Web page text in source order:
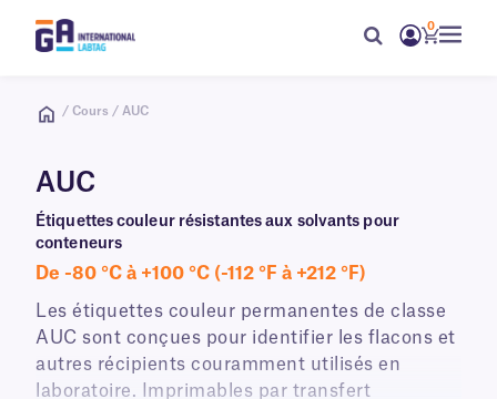
0
/ Cours / AUC
AUC
Étiquettes couleur résistantes aux solvants pour
conteneurs
De -80 °C à +100 °C (-112 °F à +212 °F)
Les étiquettes couleur permanentes de classe
AUC sont conçues pour identifier les flacons et
autres récipients couramment utilisés en
laboratoire. Imprimables par transfert